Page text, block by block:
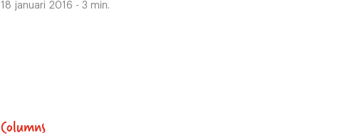
18 januari 2016 - 3 min.
Columns